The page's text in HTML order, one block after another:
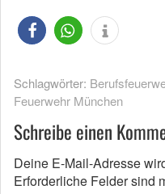
Schlagwörter:
Feuerwehr München
Schreibe einen
Deine E-Mail-Adresse
Erforderliche Felder sind